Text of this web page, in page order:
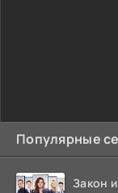
Популярные